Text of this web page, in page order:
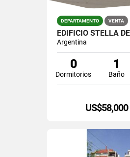
DEPARTAMENTO VENTA
EDIFICIO STELLA
Argentina
0
Dormitorios
1
Baño
US$58,000